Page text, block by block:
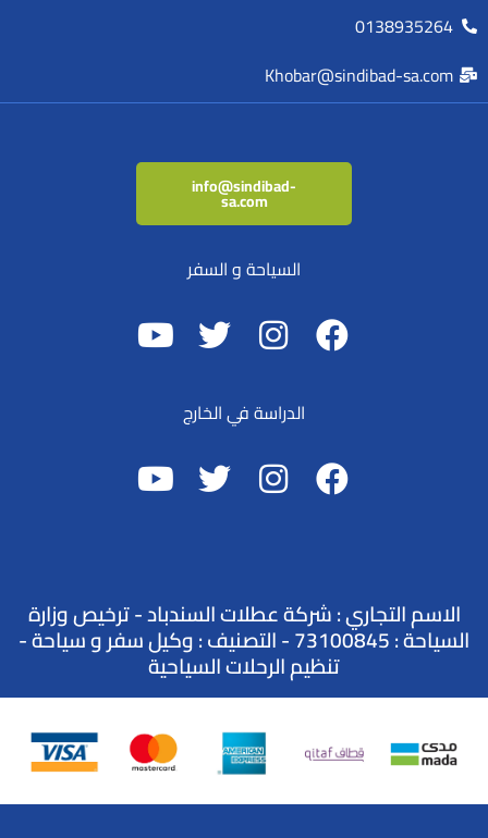
0138935264
Khobar@sindibad-sa.com
info@sindibad-
sa.com
السياحة و السفر
الدراسة في الخارج
الاسم التجاري : شركة عطلات السندباد - ترخيص وزارة
السياحة : 73100845 - التصنيف : وكيل سفر و سياحة -
تنظيم الرحلات السياحية